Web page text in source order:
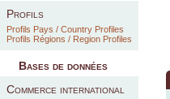
Profils
Profils Pays / Country Profiles
Profils Régions / Region Profiles
Bases de données
Commerce international